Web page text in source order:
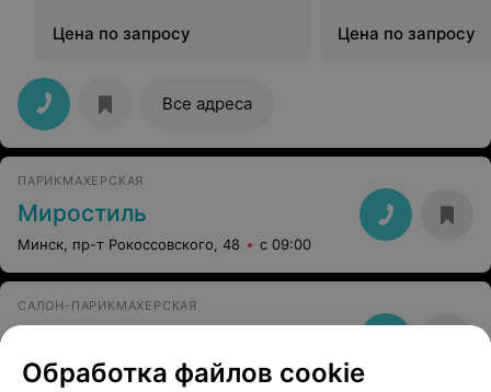
Цена по запросу Цена по запросу
Все адреса
ПАРИКМАХЕРСКАЯ
Миростиль
Минск, пр-т Рокоссовского, 48 с 09:00
САЛОН-ПАРИКМАХЕРСКАЯ
Минск, ул. Якубова, 66/2 с 10:00
Обработка файлов cookie